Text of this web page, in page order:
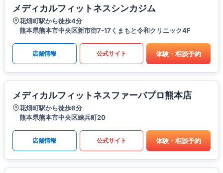
メディカルフィットネスシンカジム
花畑町駅から徒歩4分
熊本県熊本市中央区新市街7-17くまもと令和クリニック4F
店舗情報 公式サイト 体験・相談予約
メディカルフィットネスファーバプロ熊本店
花畑町駅から徒歩6分
熊本県熊本市中央区練兵町20
店舗情報 公式サイト 体験・相談予約